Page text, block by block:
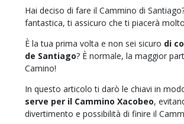
Hai deciso di fare il Cammino di
fantastica, ti assicuro che ti piacerà
È la tua prima volta e non sei sicuro di
de Santiago? È normale, la maggior
Camino!
In questo articolo ti darò le chiavi in
serve per il Cammino Xacobeo,
divertimento e possibilità di finire il